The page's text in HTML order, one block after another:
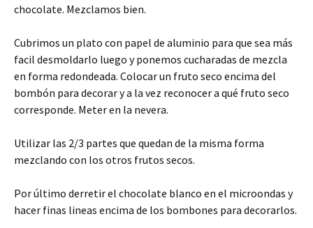
chocolate. Mezclamos bien.
Cubrimos un plato con papel de aluminio para que sea más
facil desmoldarlo luego y ponemos cucharadas de mezcla
en forma redondeada. Colocar un fruto seco encima del
bombón para decorar y a la vez reconocer a qué fruto seco
corresponde. Meter en la nevera.
Utilizar las 2/3 partes que quedan de la misma forma
mezclando con los otros frutos secos.
Por último derretir el chocolate blanco en el microondas y
hacer finas lineas encima de los bombones para decorarlos.